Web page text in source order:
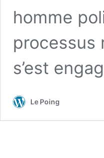
homme
processus
s’est
Le Poing